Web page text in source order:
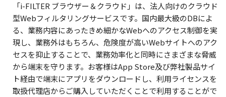
「i-FILTER ブラウザー＆クラウド」は、法人向けのクラウド
型Webフィルタリングサービスです。国内最大級のDBによ
る、業務内容にあったきめ細かなWebへのアクセス制御を実
現し、業務外はもちろん、危険度が高いWebサイトへのアク
セスを抑止することで、業務効率化と同時にさまざまな脅威
から端末を守ります。お客様はApp Store及び弊社製品サイ
ト経由で端末にアプリをダウンロードし、利用ライセンスを
取扱代理店からご購入していただくことで利用することがで